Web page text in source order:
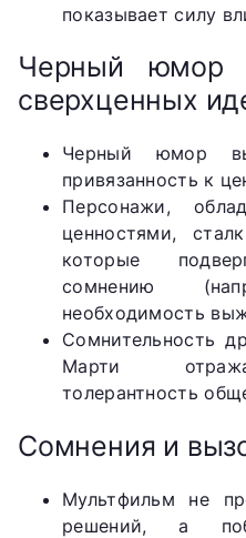
показывает силу
Черный юмор
сверхценных
Черный юмор
привязанность к
Персонажи,
ценностями,
которые
сомнению
необходимость
Сомнительность
Марти
толерантность
Сомнения и
Мультфильм не
решений, а